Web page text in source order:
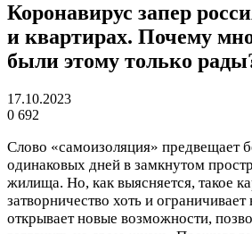
Коронавирус запер
и квартирах. Почему
были этому только
17.10.2023
0 692
Слово «самоизоляция» предвещает
одинаковых дней в замкнутом
жилища. Но, как выясняется, такое
затворничество хоть и
открывает новые возможности,